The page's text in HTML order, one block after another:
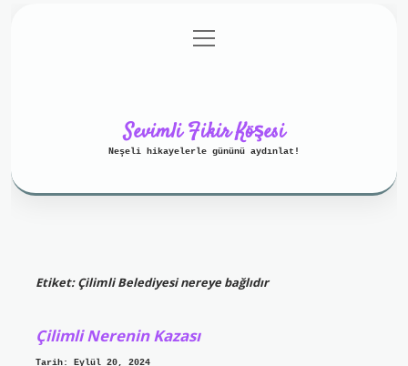
Gizlilik Politikası
menüyü
aç
Sevimli Fikir Köşesi
Neşeli hikayelerle gününü aydınlat!
Etiket:Çilimli Belediyesi nereye bağlıdır
Çilimli Nerenin Kazası
Tarih: Eylül 20, 2024